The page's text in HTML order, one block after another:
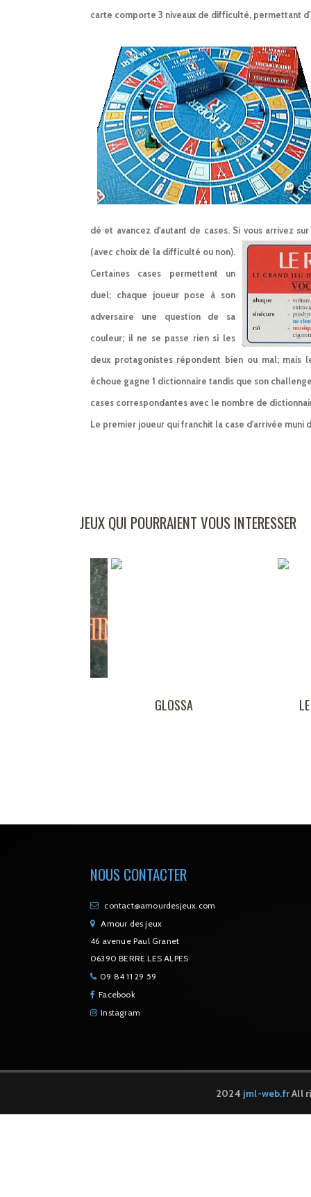
carte comporte 3 niveaux de difficulté, permettant
dé et avancez d'autant de cases. Si vous arrivez
(avec choix de la difficulté ou non).
Certaines cases permettent un
duel; chaque joueur pose à son
adversaire une question de sa
couleur; il ne se passe rien si les
deux protagonistes répondent bien ou mal; mais
échoue gagne 1 dictionnaire tandis que son
cases correspondantes avec le nombre de
Le premier joueur qui franchit la case d'arrivée
JEUX QUI POURRAIENT VOUS INTERESSER
GLOSSA
NOUS CONTACTER
contact@amourdesjeux.com
Amour des jeux
46 avenue Paul Granet
06390 BERRE LES ALPES
09 84 11 29 59
Facebook
Instagram
2024 jml-web.frAll